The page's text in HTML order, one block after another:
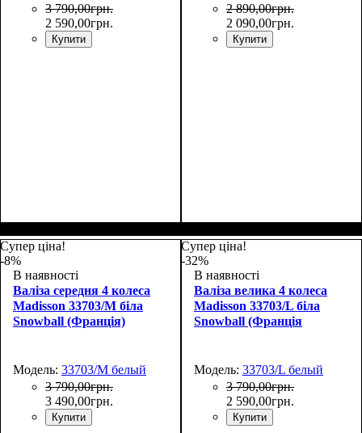
3 790,00грн.
2 590,00грн.
Купити
75х50х30
2 890,00грн.
2 090,00грн.
Купити
55х36х20
Супер ціна!
-8%
В наявності
Валіза середня 4 колеса
Madisson 33703/M біла
Snowball (Франція)
Модель: 33703/M белый
3 790,00грн.
3 490,00грн.
Купити
Супер ціна!
-32%
В наявності
Валіза велика 4 колеса
Madisson 33703/L біла
Snowball (Франція
Модель: 33703/L белый
3 790,00грн.
2 590,00грн.
Купити